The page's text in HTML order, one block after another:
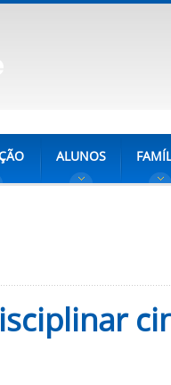
ALUNOS